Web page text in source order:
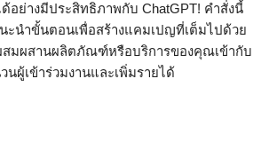
อย่างมีประสิทธิภาพกับ ChatGPT! คำสั่งนี้
นำขั้นตอนเพื่อสร้างแคมเปญที่เต็มไปด้วย
สมผสานผลิตภัณฑ์หรือบริการของคุณเข้ากับ
นผู้เข้าร่วมงานและเพิ่มรายได้